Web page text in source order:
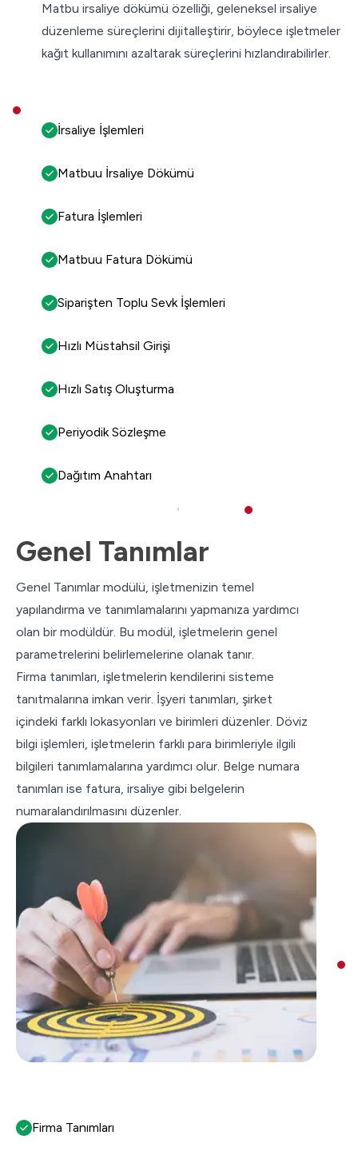
Matbu irsaliye dökümü özelliği, geleneksel irsaliye
düzenleme süreçlerini dijitalleştirir, böylece işletmeler
kağıt kullanımını azaltarak süreçlerini hızlandırabilirler.
İrsaliye İşlemleri
Matbuu İrsaliye Dökümü
Fatura İşlemleri
Matbuu Fatura Dökümü
Siparişten Toplu Sevk İşlemleri
Hızlı Müstahsil Girişi
Hızlı Satış Oluşturma
Periyodik Sözleşme
Dağıtım Anahtarı
Genel Tanımlar
Genel Tanımlar modülü, işletmenizin temel
yapılandırma ve tanımlamalarını yapmanıza yardımcı
olan bir modüldür. Bu modül, işletmelerin genel
parametrelerini belirlemelerine olanak tanır.
Firma tanımları, işletmelerin kendilerini sisteme
tanıtmalarına imkan verir. İşyeri tanımları, şirket
içindeki farklı lokasyonları ve birimleri düzenler. Döviz
bilgi işlemleri, işletmelerin farklı para birimleriyle ilgili
bilgileri tanımlamalarına yardımcı olur. Belge numara
tanımları ise fatura, irsaliye gibi belgelerin
numaralandırılmasını düzenler.
Firma Tanımları